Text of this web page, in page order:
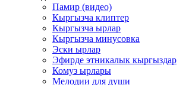
Памир (видео)
Кыргызча клиптер
Кыргызча ырлар
Кыргызча минусовка
Эски ырлар
Эфирде этникалык кыргыздар
Комуз ырлары
Мелодии для души